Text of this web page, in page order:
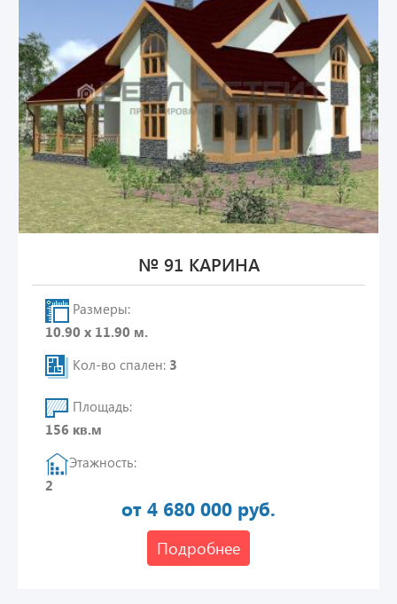
№ 91 КАРИНА
Размеры:
10.90 х 11.90 м.
Кол-во спален: 3
Площадь:
156 кв.м
Этажность:
2
от 4 680 000 руб.
Подробнее